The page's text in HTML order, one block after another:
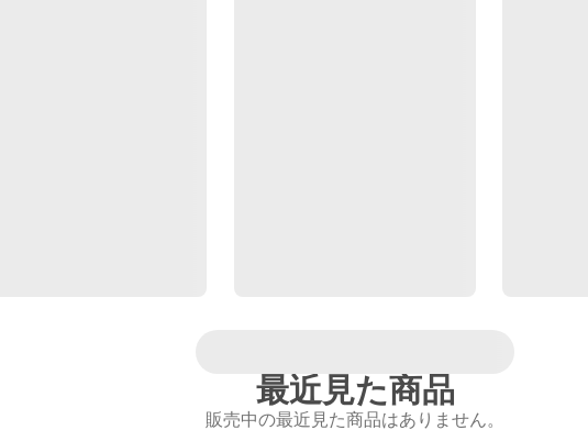
最近見た商品
販売中の最近見た商品はありません。